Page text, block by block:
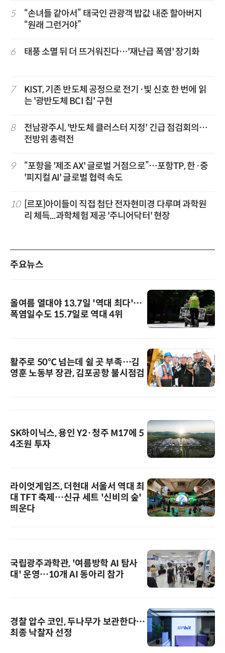
5
“손녀들 같아서” 태국인 관광객 밥값 내준 할아버지
“원래 그런거야”
6 태풍 소멸 뒤 더 뜨거워진다…'재난급 폭염' 장기화
7
KIST, 기존 반도체 공정으로 전기·빛 신호 한 번에 읽
는 '광반도체 BCI 칩' 구현
8
전남광주시, '반도체 클러스터 지정' 긴급 점검회의…
전방위 총력전
9
“포항을 '제조 AX' 글로벌 거점으로”…포항TP, 한·중
'피지컬 AI' 글로벌 협력 속도
10
[르포]아이들이 직접 첨단 전자현미경 다루며 과학원
리 체득...과학체험 제공 '주니어닥터' 현장
주요뉴스
올여름 열대야 13.7일 '역대 최다'…
폭염일수도 15.7일로 역대 4위
활주로 50℃ 넘는데 쉴 곳 부족…김
영훈 노동부 장관, 김포공항 불시점검
SK하이닉스, 용인 Y2·청주 M17에 5
4조원 투자
라이엇게임즈, 더현대 서울서 역대 최
대 TFT 축제…신규 세트 '신비의 숲'
띄운다
국립광주과학관, '여름방학 AI 탐사
대' 운영…10개 AI 동아리 참가
경찰 압수 코인, 두나무가 보관한다…
최종 낙찰자 선정